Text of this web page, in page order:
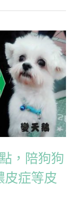
，陪狗狗
皮症等皮